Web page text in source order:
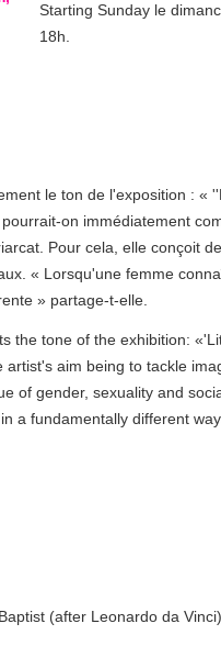
Starting Sunday le
18h.
le ton de l'exposition : «
on immédiatement
Pour cela, elle conçoit
« Lorsqu'une femme
» partage-t-elle.
the tone of the exhibition:
aim being to tackle
of gender, sexuality and
a fundamentally different
(after Leonardo da